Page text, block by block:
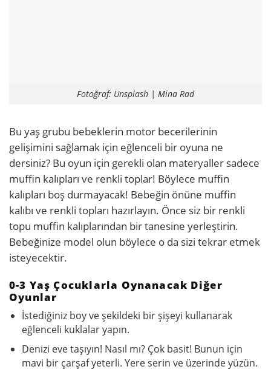
Fotoğraf: Unsplash | Mina Rad
Bu yaş grubu bebeklerin motor becerilerinin
gelişimini sağlamak için eğlenceli bir oyuna ne
dersiniz? Bu oyun için gerekli olan materyaller sadece
muffin kalıpları ve renkli toplar! Böylece muffin
kalıpları boş durmayacak! Bebeğin önüne muffin
kalıbı ve renkli topları hazırlayın. Önce siz bir renkli
topu muffin kalıplarından bir tanesine yerleştirin.
Bebeğinize model olun böylece o da sizi tekrar etmek
isteyecektir.
0-3 Yaş Çocuklarla Oynanacak Diğer
Oyunlar
İstediğiniz boy ve şekildeki bir şişeyi kullanarak
eğlenceli kuklalar yapın.
Denizi eve taşıyın! Nasıl mı? Çok basit! Bunun için
mavi bir çarşaf yeterli. Yere serin ve üzerinde yüzün.